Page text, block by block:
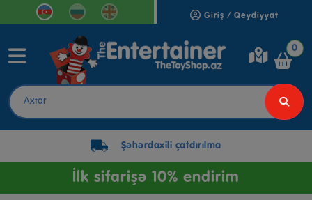
Giriş / Qeydiyyat
0
Şəhərdaxili çatdırılma
İlk sifarişə 10% endirim